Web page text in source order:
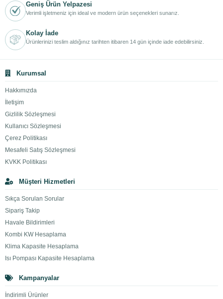
Geniş Ürün Yelpazesi
Verimli işletmeniz için ideal ve modern ürün seçenekleri sunarız.
Kolay İade
Ürünlerinizi teslim aldığınız tarihten itibaren 14 gün içinde iade edebilirsiniz.
Kurumsal
Hakkımızda
İletişim
Gizlilik Sözleşmesi
Kullanıcı Sözleşmesi
Çerez Politikası
Mesafeli Satış Sözleşmesi
KVKK Politikası
Müşteri Hizmetleri
Sıkça Sorulan Sorular
Sipariş Takip
Havale Bildirimleri
Kombi KW Hesaplama
Klima Kapasite Hesaplama
Isı Pompası Kapasite Hesaplama
Kampanyalar
İndirimli Ürünler